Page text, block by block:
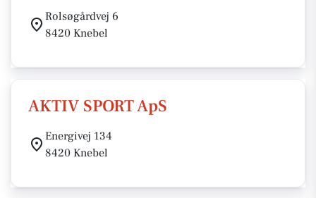
Rolsøgårdvej 6
8420 Knebel
AKTIV SPORT ApS
Energivej 134
8420 Knebel